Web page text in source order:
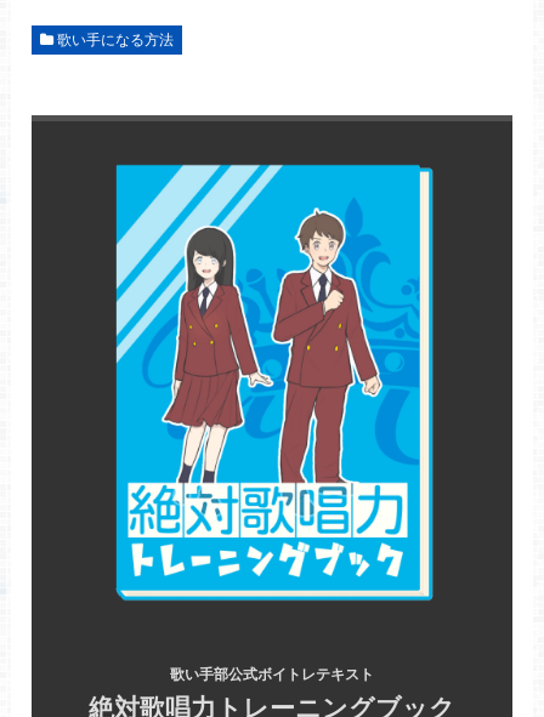
歌い手になる方法
歌い手部公式ボイトレテキスト
絶対歌唱力トレーニングブック